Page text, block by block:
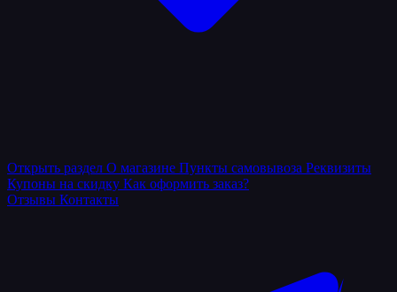
Открыть раздел О магазине Пункты самовывоза Реквизиты
Купоны на скидку Как оформить заказ?
Отзывы Контакты